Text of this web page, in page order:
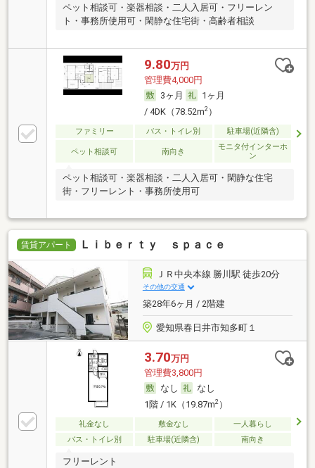
ペット相談可・楽器相談・二人入居可・フリーレン
ト・事務所使用可・閑静な住宅街・高齢者相談
9.80万円
管理費4,000円
3ヶ月
1ヶ月
/ 4DK（78.52m2）
ファミリー バス・トイレ別 駐車場(近隣含)
ペット相談可 南向き
モニタ付インターホ
ン
ペット相談可・楽器相談・二人入居可・閑静な住宅
街・フリーレント・事務所使用可
賃貸アパート Ｌｉｂｅｒｔｙ ｓｐａｃｅ
ＪＲ中央本線 勝川駅 徒歩20分
その他の交通
築28年6ヶ月 / 2階建
愛知県春日井市知多町１
3.70万円
管理費3,800円
なし
なし
1階 / 1K（19.87m2）
礼金なし 敷金なし
一人暮らし
バス・トイレ別
駐車場(近隣含) 南向き
フリーレント